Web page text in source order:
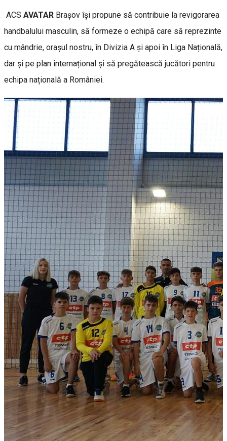
ACS AVATAR Brașov își propune să contribuie la revigorarea
handbalului masculin, să formeze o echipă care să reprezinte
cu mândrie, orașul nostru, în Divizia A și apoi în Liga Națională,
dar și pe plan internațional și să pregătească jucători pentru
echipa națională a României.